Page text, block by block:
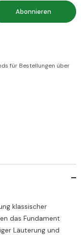
Abonnieren
für Bestellungen über
klassischer
das Fundament
Läuterung und